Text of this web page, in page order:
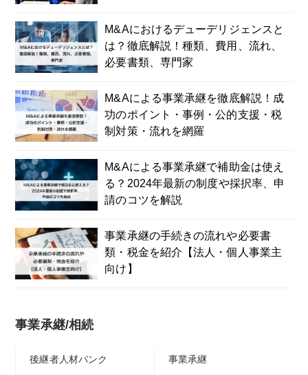
M&Aにおけるデューデリジェンスと
は？徹底解説！種類、費用、流れ、
必要書類、専門家
M&Aによる事業承継を徹底解説！成
功のポイント・事例・公的支援・税
制対策・流れを網羅
M&Aによる事業承継で補助金は使え
る？2024年最新の制度や採択率、申
請のコツを解説
事業承継の手続きの流れや必要書
類・税金を紹介【法人・個人事業主
向け】
事業承継/相続
後継者人材バンク
事業承継